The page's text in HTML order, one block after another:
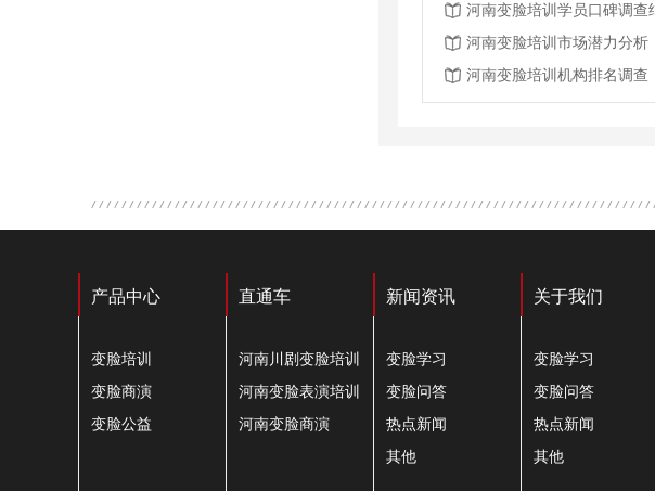
河南变脸培训学员口碑调查
河南变脸培训市场潜力分析
河南变脸培训机构排名调查
产品中心
变脸培训
变脸商演
变脸公益
直通车
河南川剧变脸培训
河南变脸表演培训
河南变脸商演
新闻资讯
变脸学习
变脸问答
热点新闻
其他
关于我们
变脸学习
变脸问答
热点新闻
其他